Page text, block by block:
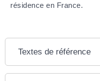
résidence en France.
Textes de référence